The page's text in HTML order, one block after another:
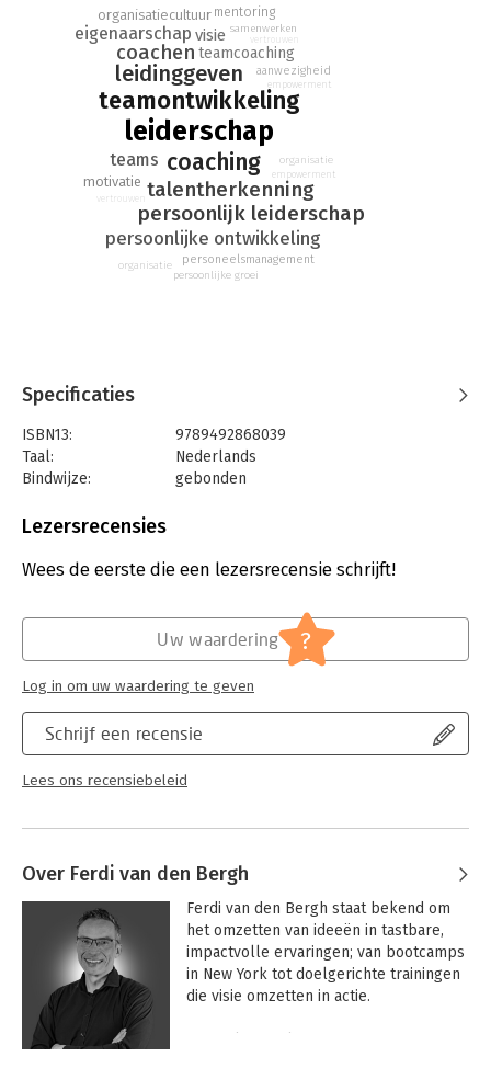
hand van de metafoor van de goudsmid laten Ferdi van den
Bergh en Ronald Kersseboom zien hoe leiderschap niet begint
bij controle, maar bij aanwezigheid. Niet bij systemen bouwen,
maar bij mensen geloven.
Met praktische tools, herkenbare verhalen uit de praktijk en
reflectievragen aan het einde van elk hoofdstuk.
Want het goud hoef je niet te zoeken. Het is er al — vanbinnen.
leiderschap
teamontwikkeling
coaching
leidinggeven
talentherkenning
coachen
persoonlijk leiderschap
teams
persoonlijke ontwikkeling
eigenaarschap
teamcoaching
visie
motivatie
organisatiecultuur mentoring
samenwerken
personeelsmanagement
aanwezigheid
persoonlijke groei
empowerment
vertrouwen
organisatie
empowerment
vertrouwen
organisatie
Specificaties
ISBN13:
9789492868039
Taal:
Nederlands
Bindwijze:
gebonden
Uitgever:
Verschijningsdatum:
30-6-2026
Lezersrecensies
Wees de eerste die een lezersrecensie schrijft!
Schrijf een recensie
Lees ons recensiebeleid
Uw waardering ?
Log in om uw waardering te geven
Over Ferdi van den Bergh
Ferdi van den Bergh staat bekend om
het omzetten van ideeën in tastbare,
impactvolle ervaringen; van bootcamps
in New York tot doelgerichte trainingen
die visie omzetten in actie.